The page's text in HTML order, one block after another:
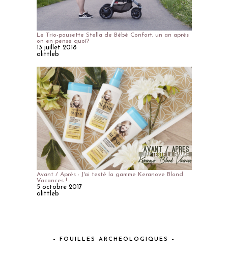
Le Trio-pousette Stella de Bébé Confort, un an après
on en pense quoi?
13 juillet 2018
alittleb
Avant / Après : J'ai testé la gamme Keranove Blond
Vacances !
5 octobre 2017
alittleb
– FOUILLES ARCHEOLOGIQUES –